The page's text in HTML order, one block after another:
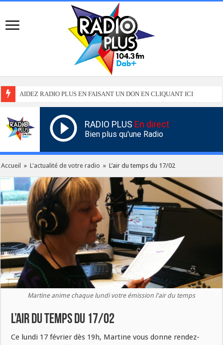
AIDEZ RADIO PLUS EN FAISANT UN DON EN CLIQUANT ICI
RADIO PLUS En direct
Bien plus qu'une Radio
Accueil » L'actualité de votre radio » L’air du temps du 17/02
Martine anime chaque lundi votre émission l'air du temps
L’air du temps du 17/02
Ce lundi 17 février dès 19h, Martine vous donne rendez-